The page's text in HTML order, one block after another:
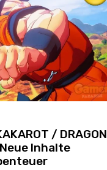
/ DRAGON
Neue Inhalte